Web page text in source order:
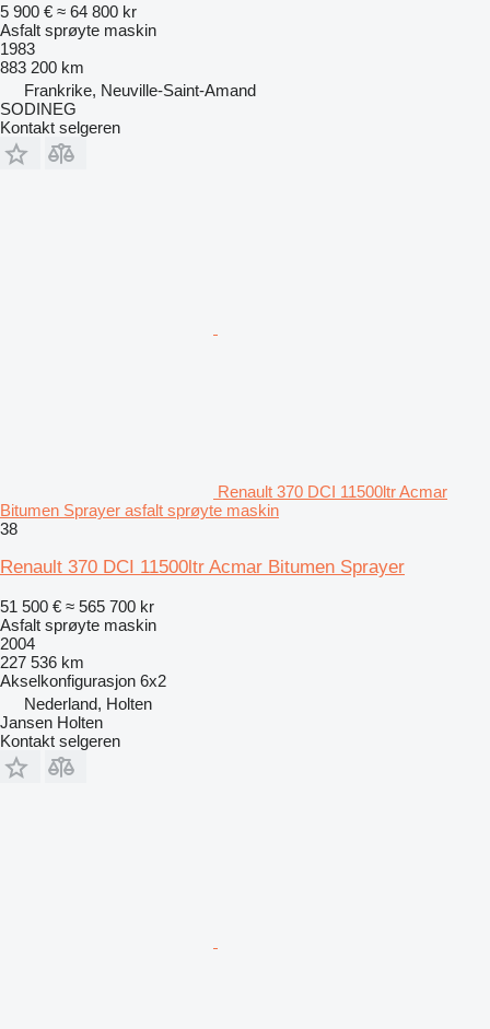
5 900 € ≈ 64 800 kr
Asfalt sprøyte maskin
1983
883 200 km
Frankrike, Neuville-Saint-Amand
SODINEG
Kontakt selgeren
Renault 370 DCI 11500ltr Acmar
Bitumen Sprayer asfalt sprøyte maskin
38
Renault 370 DCI 11500ltr Acmar Bitumen Sprayer
51 500 € ≈ 565 700 kr
Asfalt sprøyte maskin
2004
227 536 km
Akselkonfigurasjon 6x2
Nederland, Holten
Jansen Holten
Kontakt selgeren